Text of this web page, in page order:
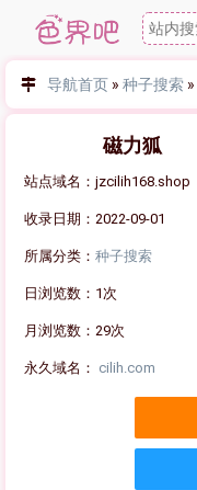
导航首页 » 种子搜索 »
磁力狐
站点域名：jzcilih168.shop
收录日期：2022-09-01
所属分类： 种子搜索
日浏览数：1次
月浏览数：29次
永久域名： cilih.com